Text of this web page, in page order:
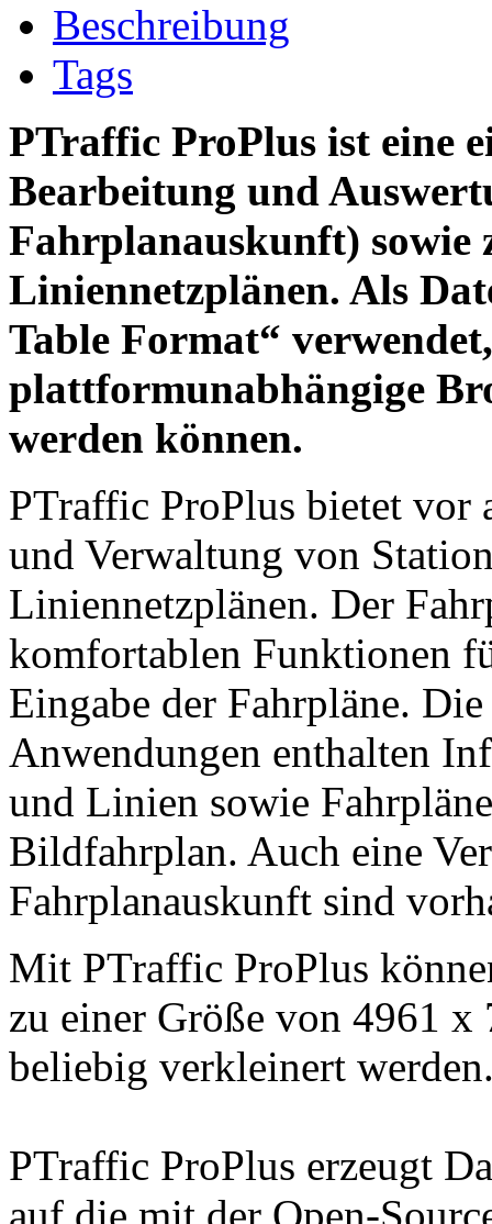
Beschreibung
Tags
PTraffic ProPlus ist eine
Bearbeitung und
Fahrplanauskunft) sowie
Liniennetzplänen. Als
Table Format“
plattformunabhängige
werden können.
PTraffic ProPlus bietet vor
und Verwaltung von
Liniennetzplänen. Der
komfortablen Funktionen
Eingabe der Fahrpläne.
Anwendungen enthalten
und Linien sowie
Bildfahrplan. Auch eine
Fahrplanauskunft sind
Mit PTraffic ProPlus
zu einer Größe von 4961 x
beliebig verkleinert
PTraffic ProPlus erzeugt